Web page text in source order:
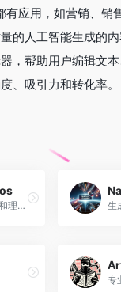
应用，如营销、销
的人工智能生成的
，帮助用户编辑文
、吸引力和转化率。
通过创新的见解和理论探索 Dwapara Yuga 的过渡。